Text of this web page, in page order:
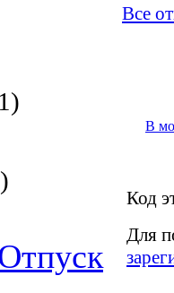
Все
В
Код
Для